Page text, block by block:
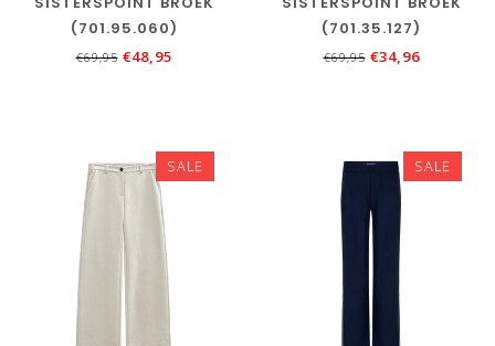
(701.95.060)
€69,95 €48,95
(701.35.127)
€69,95 €34,96
SALE SALE